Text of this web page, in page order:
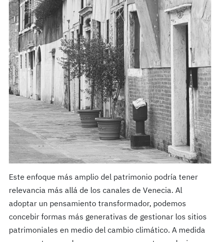
Este enfoque más amplio del patrimonio podría tener
relevancia más allá de los canales de Venecia. Al
adoptar un pensamiento transformador, podemos
concebir formas más generativas de gestionar los sitios
patrimoniales en medio del cambio climático. A medida